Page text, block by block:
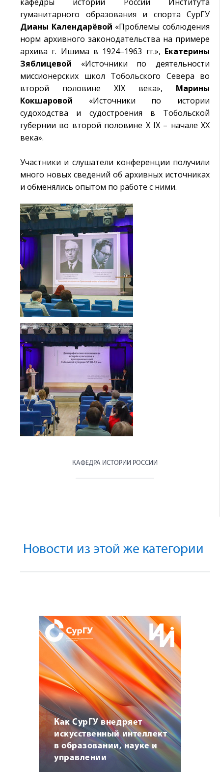
гуманитарного образования и спорта СурГУ
Дианы Календарёвой «Проблемы соблюдения
норм архивного законодательства на примере
архива г. Ишима в 1924–1963 гг.», Екатерины
Зяблицевой «Источники по деятельности
миссионерских школ Тобольского Севера во
второй половине XIX века», Марины
Кокшаровой «Источники по истории
судоходства и судостроения в Тобольской
губернии во второй половине X IX – начале XX
века».
Участники и слушатели конференции получили
много новых сведений об архивных источниках
и обменялись опытом по работе с ними.
КАФЕДРА ИСТОРИИ РОССИИ
Новости из этой же категории
Как СурГУ внедряет
искусственный интеллект
в образовании, науке и
управлении